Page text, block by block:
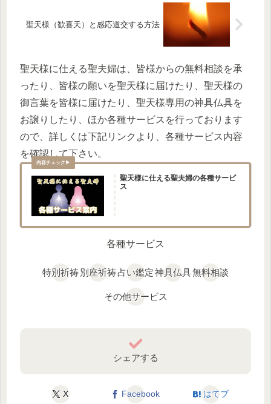
聖天様（歓喜天）と感応道交する方法
聖天様に仕える聖夫婦は、皆様からの無料相談を承
ったり、皆様の願いを聖天様に届けたり、聖天様の
御言葉を皆様に届けたり、聖天様専用の神具仏具を
お譲りしたり、ほか各種サービスを行っております
ので、詳しくは下記リンクより、各種サービス内容
を確認して下さい。
聖天様に仕える聖夫婦の各種サービ
ス
各種サービス
特別祈祷別座祈祷占い鑑定神具仏具無料相談
その他サービス
シェアする
X Facebook はてブ